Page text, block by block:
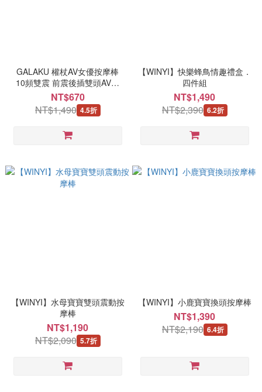
GALAKU 權杖AV女優按摩棒
10頻雙震 前震後插雙頭AV棒
加溫按摩棒 - 酒紅色
NT$670
NT$1,490 4.5折
【WINYI】快樂蜂鳥情趣禮盒．
四件組
NT$1,490
NT$2,390 6.2折
【WINYI】水母寶寶雙頭震動按
摩棒
NT$1,190
NT$2,090 5.7折
【WINYI】小鹿寶寶換頭按摩棒
NT$1,390
NT$2,190 6.4折